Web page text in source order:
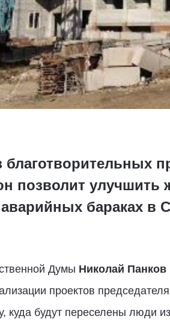
благотворительных
позволит
бараках в
Думы Николай Панков
проектов
куда будут переселены люди